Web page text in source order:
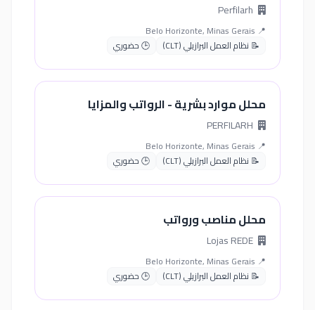
📍 Belo Horizonte, Minas Gerais
📝 نظام العمل البرازيلي (CLT)
🕒 حضوري
محلل موارد بشرية - الرواتب والمزايا
📍 Belo Horizonte, Minas Gerais
📝 نظام العمل البرازيلي (CLT)
🕒 حضوري
محلل مناصب ورواتب
📍 Belo Horizonte, Minas Gerais
📝 نظام العمل البرازيلي (CLT)
🕒 حضوري